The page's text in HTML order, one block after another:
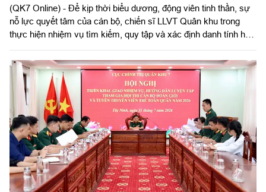
danh tính hài cốt liệt sĩ
(QK7 Online) - Để kịp thời biểu dương, động viên tinh thần, sự
nỗ lực quyết tâm của cán bộ, chiến sĩ LLVT Quân khu trong
thực hiện nhiệm vụ tìm kiếm, quy tập và xác định danh tính hài
Đảng ủy, Chính ủy Quân khu 7 gửi Thư khen cán bộ, chiến sĩ,
các lực lượng thực hiện nhiệm vụ tìm kiếm, quy tập và xác
định danh tính hài cốt liệt sĩ. Báo Quân khu đăng toàn văn Thư
khen của đồng chí Chính ủy Quân khu 7.